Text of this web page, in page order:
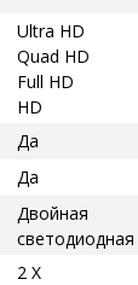
Ultra HD
Quad HD
Full HD
HD
Да
Да
Двойная
светодиодная
2 X